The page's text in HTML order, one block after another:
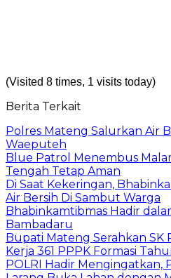
(Visited 8 times, 1 visits today)
Berita Terkait
Polres Mateng Salurkan Air
Waeputeh
Blue Patrol Menembus
Tengah Tetap Aman
Di Saat Kekeringan,
Air Bersih Di Sambut Warga
Bhabinkamtibmas Hadir
Bambadaru
Bupati Mateng Serahkan SK
Kerja 361 PPPK Formasi
POLRI Hadir Mengingatkan,